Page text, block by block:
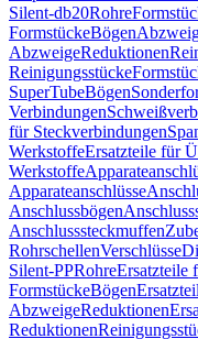
Silent-db20Rohre
FormstückeBögen
AbzweigeReduktionen
Reinigungsstücke
SuperTubeBögen
Verbindungen
für Steckverbindungen
WerkstoffeErsatzteile für
Werkstoffe
Apparateanschlüsse
Anschlussbögen
Anschlusssteckmuffen
RohrschellenVerschlüsse
Silent-PPRohreErsatzteile
FormstückeBögen
AbzweigeReduktionen
Reduktionen